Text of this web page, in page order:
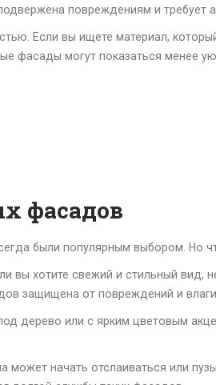
повреждениям и требует
Если вы ищете материал,
фасады могут показаться менее
фасадов
были популярным выбором. Но
вы хотите свежий и стильный вид,
защищена от повреждений и
дерево или с ярким цветовым
начать отслаиваться или